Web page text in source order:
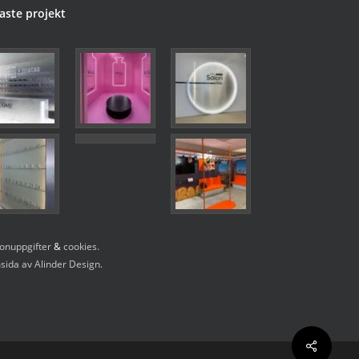
Share
projekt
&cookies.
av Alinder Design.